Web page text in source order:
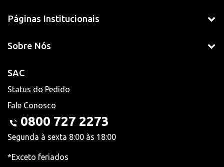
Páginas Institucionais
Sobre Nós
SAC
Status do Pedido
Fale Conosco
0800 727 2273
Segunda à sexta 8:00 às 18:00
*Exceto feriados